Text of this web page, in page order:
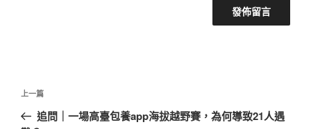
文
導
上
一
上一篇
追問｜一場高臺包養app海拔越野賽，為何導致21人遇